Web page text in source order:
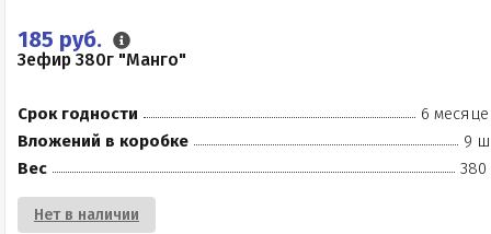
185 руб.
Зефир 380г "Манго"
Срок годности
6
Вложений в коробке
9
Вес
380
Нет в наличии